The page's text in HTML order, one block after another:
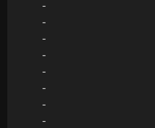
-
-
-
-
-
-
-
-